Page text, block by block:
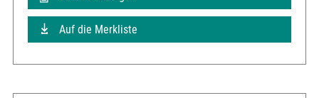
Auf die Merkliste